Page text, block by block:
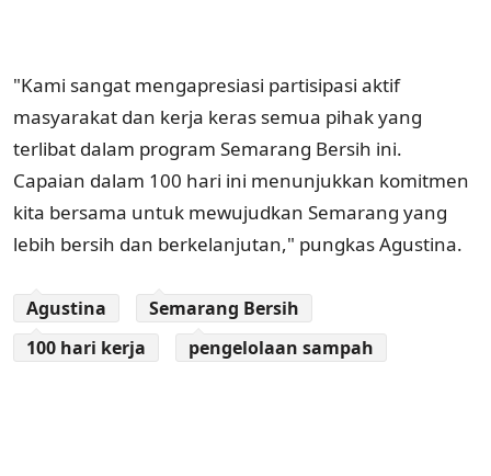
"Kami sangat mengapresiasi partisipasi aktif
masyarakat dan kerja keras semua pihak yang
terlibat dalam program Semarang Bersih ini.
Capaian dalam 100 hari ini menunjukkan komitmen
kita bersama untuk mewujudkan Semarang yang
lebih bersih dan berkelanjutan," pungkas Agustina.
Agustina
Semarang Bersih
100 hari kerja
pengelolaan sampah